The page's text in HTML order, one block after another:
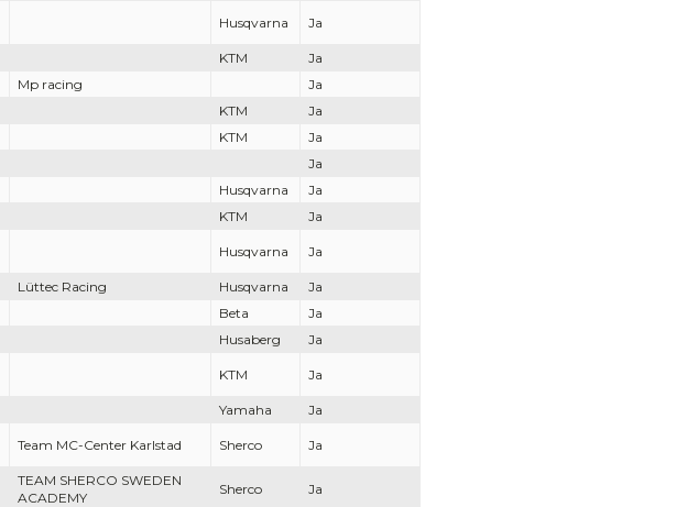
Husqvarna Ja
KTM
Ja
Mp racing
Ja
KTM
Ja
KTM
Ja
Ja
Husqvarna
Ja
KTM Ja
Husqvarna Ja
Lüttec Racing Husqvarna
Ja
Beta
Ja
Husaberg Ja
KTM Ja
Yamaha Ja
Team MC-Center Karlstad Sherco Ja
TEAM SHERCO SWEDEN
ACADEMY
Sherco Ja